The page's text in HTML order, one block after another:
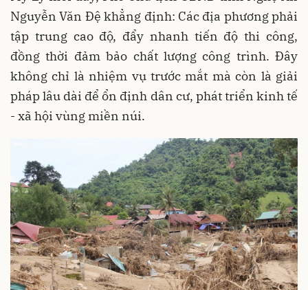
Nguyễn Văn Đệ khẳng định: Các địa phương phải
tập trung cao độ, đẩy nhanh tiến độ thi công,
đồng thời đảm bảo chất lượng công trình. Đây
không chỉ là nhiệm vụ trước mắt mà còn là giải
pháp lâu dài để ổn định dân cư, phát triển kinh tế
- xã hội vùng miền núi.